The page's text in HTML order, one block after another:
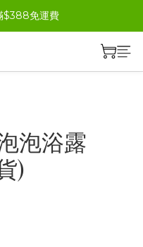
$388免運費
泡浴露
)